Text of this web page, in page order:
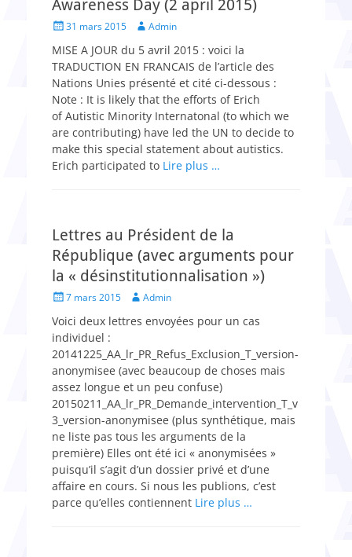
Awareness Day (2 april 2015)
Posted31 mars 2015 Author
Admin
MISE A JOUR du 5 avril 2015 : voici la
TRADUCTION EN FRANCAIS de l’article des
Nations Unies présenté et cité ci-dessous :
Note : It is likely that the efforts of Erich
of Autistic Minority Internatonal (to which we
are contributing) have led the UN to decide to
make this special statement about autistics.
Erich participated to Lire plus …
Lettres au Président de la
République (avec arguments pour
la « désinstitutionnalisation »)
Posted7 mars 2015 Author
Admin
Voici deux lettres envoyées pour un cas
individuel :
20141225_AA_lr_PR_Refus_Exclusion_T_version-
anonymisee (avec beaucoup de choses mais
assez longue et un peu confuse)
20150211_AA_lr_PR_Demande_intervention_T_v
3_version-anonymisee (plus synthétique, mais
ne liste pas tous les arguments de la
première) Elles ont été ici « anonymisées »
puisqu’il s’agit d’un dossier privé et d’une
affaire en cours. Si nous les publions, c’est
parce qu’elles contiennent Lire plus …